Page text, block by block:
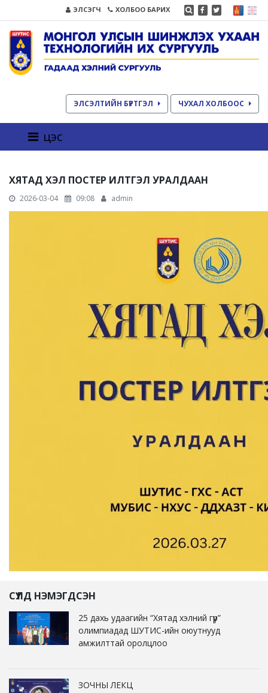
ЭЛСЭГЧ ХОЛБОО БАРИХ
ЭЛСЭЛТИЙН БҮРТГЭЛ ЧУХАЛ ХОЛБООС
цэс
ХЯТАД ХЭЛ ПОСТЕР ИЛТГЭЛ УРАЛДААН
2026-03-04 09:08 admin
СҮҮЛД НЭМЭГДСЭН
25 дахь удаагийн “Хятад хэлний гүүр”
олимпиадад ШУТИС-ийн оюутнууд
амжилттай оролцлоо
ЗОЧНЫ ЛЕКЦ